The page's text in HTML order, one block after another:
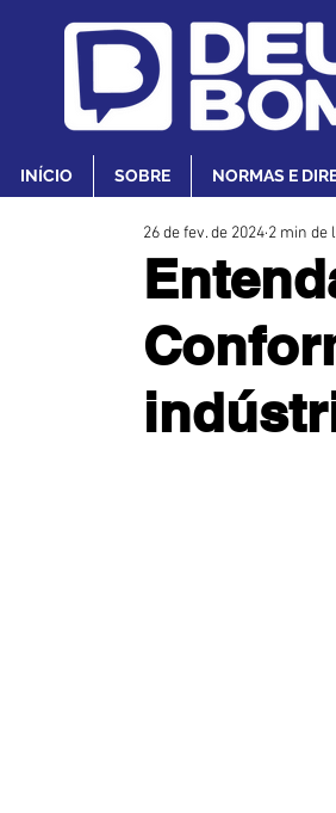
INÍCIO SOBRE NORMAS E
26 de fev. de 2024 2 min de